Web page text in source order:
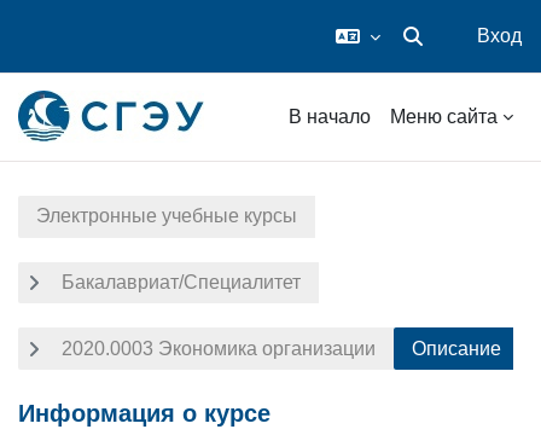
Изменить
Вход
В начало Меню сайта
Электронные учебные курсы
Бакалавриат/Специалитет
2020.0003 Экономика организации Описание
Информация о курсе